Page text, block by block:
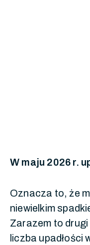
W maju 2026 r.
Oznacza to, że
niewielkim
Zarazem to
liczba upadłości